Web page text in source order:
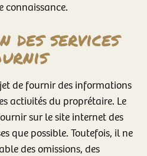
connaissance.
des services
de fournir des informations
activités du proprétaire. Le
sur le site internet des
que possible. Toutefois, il ne
des omissions, des